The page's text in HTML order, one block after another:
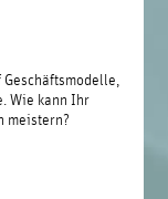
Wie kann Ihr
meistern?